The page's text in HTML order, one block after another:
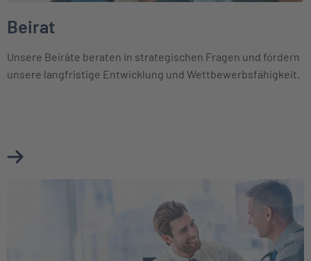
Beirat
Unsere Beiräte beraten in strategischen Fragen und fördern
unsere langfristige Entwicklung und Wettbewerbsfähigkeit.
Mehr über Beirat erfahren